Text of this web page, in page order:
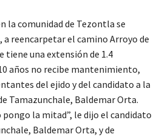
la comunidad de Tezontla se
reencarpetar el camino Arroyo de
tiene una extensión de 1.4
años no recibe mantenimiento,
del ejido y del candidato a la
Tamazunchale, Baldemar Orta.
pongo la mitad”, le dijo el candidato
Baldemar Orta, y de